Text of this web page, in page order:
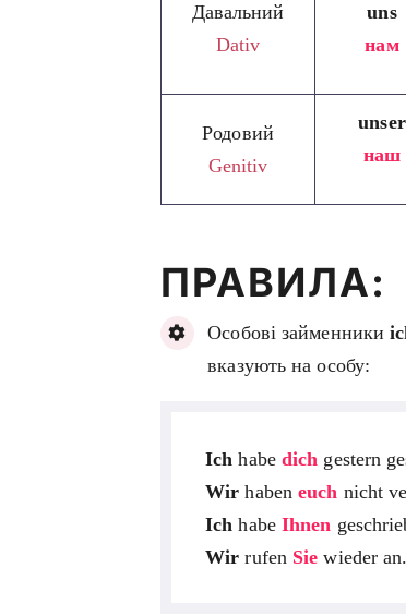
Давальний
Dativ
uns
нам
Родовий
Genitiv
unser
наш
ПРАВИЛА:
Особові займенники
вказують на особу:
Ich habe dich gestern
Wir habeneuch nicht
Ich habe Ihnen
Wir rufen Sie wieder an.